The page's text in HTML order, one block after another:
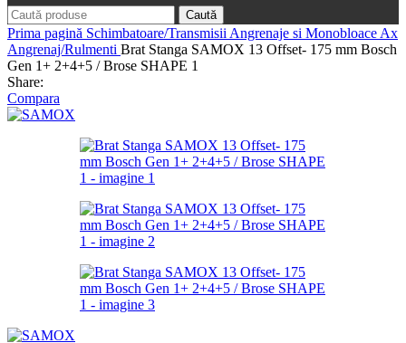
Caută
Prima pagină Schimbatoare/Transmisii Angrenaje si Monobloace Ax
Angrenaj/Rulmenti Brat Stanga SAMOX 13 Offset- 175 mm Bosch
Gen 1+ 2+4+5 / Brose SHAPE 1
Share:
Compara